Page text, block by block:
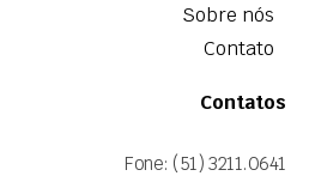
Sobre nós
Contato
Contatos
Fone: (51) 3211.0641